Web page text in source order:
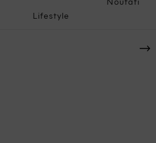
Lifestyle